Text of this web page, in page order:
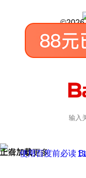
©2026
正在加载
上滑加载更多
使用百度前必读京